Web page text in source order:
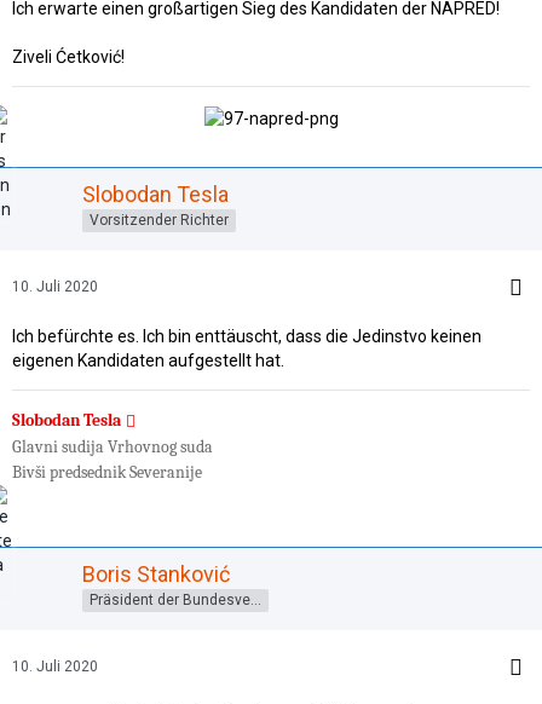
Ich erwarte einen großartigen Sieg des Kandidaten der NAPRED!
Ziveli Ćetković!
Slobodan Tesla
Vorsitzender Richter
10. Juli 2020
Ich befürchte es. Ich bin enttäuscht, dass die Jedinstvo keinen
eigenen Kandidaten aufgestellt hat.
Slobodan Tesla
Glavni sudija Vrhovnog suda
Bivši predsednik Severanije
Boris Stanković
Präsident der Bundesversammlung
10. Juli 2020